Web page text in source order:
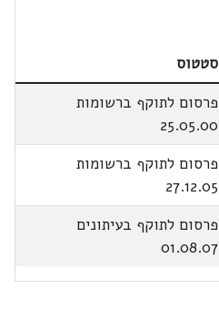
סטטוס
פרסום לתוקף ברשומות
25.05.00
פרסום לתוקף ברשומות
27.12.05
פרסום לתוקף בעיתונים
01.08.07